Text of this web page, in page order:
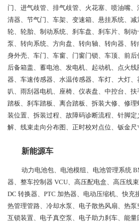
门、进气歧管、排气歧管、火花塞、喷油嘴
清器、节气门、车架、变速箱、悬挂系统、
轮、轮胎、制动系统、刹车盘、刹车片、制
泵、转向系统、方向盘、转向轴、转向器、
身外壳、车门、车窗、门窗门锁、车顶、前后
后备箱盖、蓄电池、发电机、起动机、点火
器、车速传感器、水温传感器、车灯、大灯
叭、雨刮器电机、座椅、仪表盘、中控台、
踏板、刹车踏板、离合踏板、拆装大修、修
装位置、拆装过程、故障码诊断流程、针脚
解、线束走向分布图、正时校对点位、钣金尺
新能源车
动力电池包、电池模组、电池管理系统
器、整车控制器 VCU、高压配电盒、高压线
DC 转换器、PTC 加热器、电动压缩机、快充
热管理管路、冷却水泵、电子散热风扇、热
互锁装置、电子真空泵、电子助力刹车、能